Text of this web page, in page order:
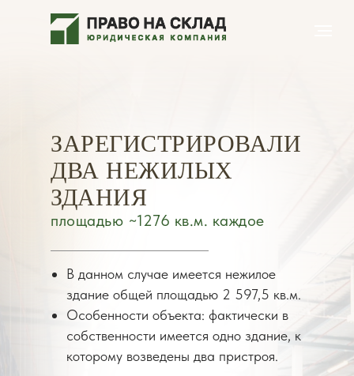
ЗАРЕГИСТРИРОВАЛИ
ДВА НЕЖИЛЫХ
ЗДАНИЯ
площадью ~1276 кв.м. каждое
В данном случае имеется нежилое
здание общей площадью 2 597,5 кв.м.
Особенности объекта: фактически в
собственности имеется одно здание, к
которому возведены два пристроя.